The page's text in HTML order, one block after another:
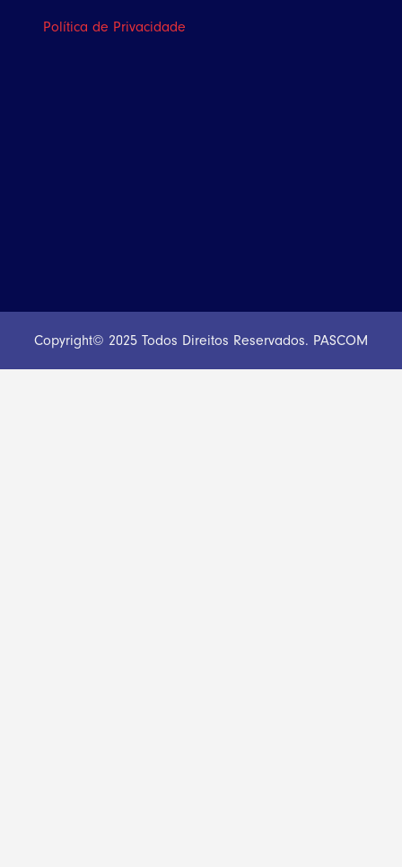
Política de Privacidade
Copyright© 2025 Todos Direitos Reservados. PASCOM